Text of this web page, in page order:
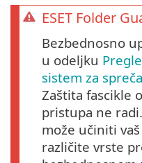
ESET Folder
Bezbednosno
u odeljku
sistem za
Zaštita fascikle
pristupa ne
može učiniti
različite vrste